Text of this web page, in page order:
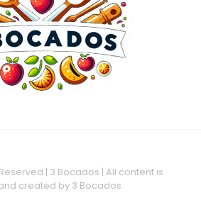
| 3 Bocados | All content is
created by 3 Bocados